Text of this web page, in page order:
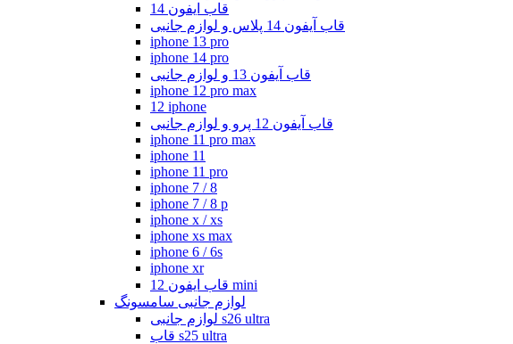
قاب ایفون 14
قاب آیفون 14 پلاس و لوازم جانبی
iphone 13 pro
iphone 14 pro
قاب آیفون 13 و لوازم جانبی
iphone 12 pro max
12 iphone
قاب آیفون 12 پرو و لوازم جانبی
iphone 11 pro max
iphone 11
iphone 11 pro
iphone 7 / 8
iphone 7 / 8 p
iphone x / xs
iphone xs max
iphone 6 / 6s
iphone xr
قاب ایفون 12 mini
لوازم جانبی سامسونگ
لوازم جانبی s26 ultra
قاب s25 ultra